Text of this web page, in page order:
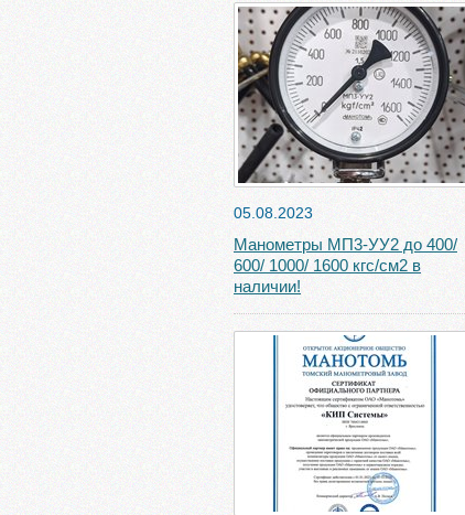
05.08.2023
Манометры МП3-УУ2 до 400/
600/ 1000/ 1600 кгс/см2 в
наличии!